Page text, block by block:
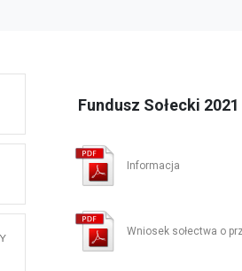
Fundusz Sołecki 2021
Informacja
Wniosek sołectwa o